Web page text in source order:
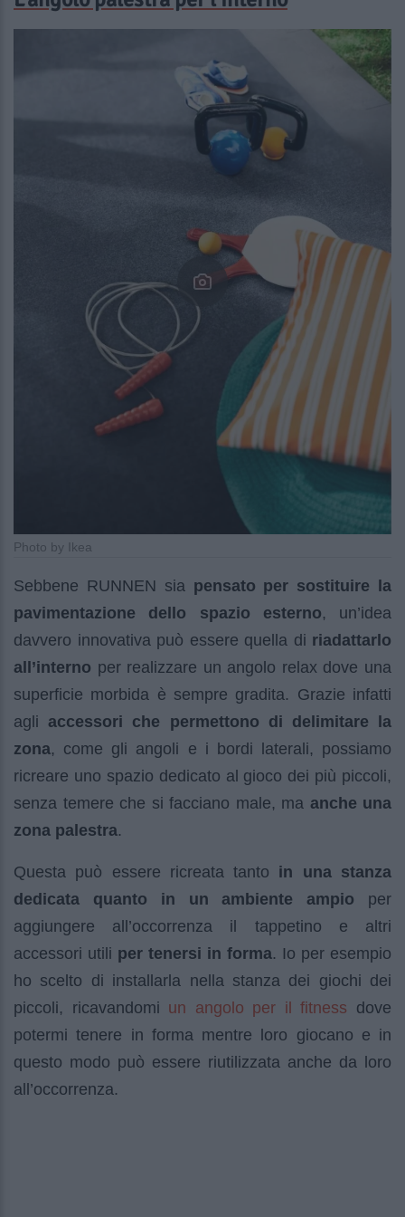
Photo by Ikea
Sebbene RUNNEN sia pensato per sostituire la
pavimentazione dello spazio esterno, un’idea
davvero innovativa può essere quella di riadattarlo
all’interno per realizzare un angolo relax dove una
superficie morbida è sempre gradita. Grazie infatti
agli accessori che permettono di delimitare la
zona, come gli angoli e i bordi laterali, possiamo
ricreare uno spazio dedicato al gioco dei più piccoli,
senza temere che si facciano male, ma anche una
zona palestra.
Questa può essere ricreata tanto in una stanza
dedicata quanto in un ambiente ampio per
aggiungere all’occorrenza il tappetino e altri
accessori utili per tenersi in forma. Io per esempio
ho scelto di installarla nella stanza dei giochi dei
piccoli, ricavandomi un angolo per il fitness dove
potermi tenere in forma mentre loro giocano e in
questo modo può essere riutilizzata anche da loro
all’occorrenza.